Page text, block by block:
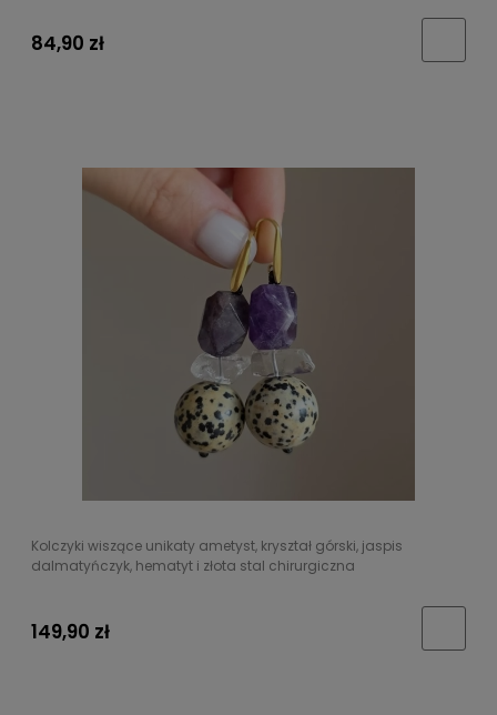
84,90 zł
Kolczyki wiszące unikaty ametyst, kryształ górski, jaspis
dalmatyńczyk, hematyt i złota stal chirurgiczna
149,90 zł